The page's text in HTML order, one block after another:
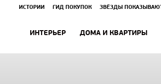
ИСТОРИИ ГИД ПОКУПОК ЗВЁЗДЫ ПОКАЗЫВАЮТ
ИНТЕРЬЕР ДОМА И КВАРТИРЫ